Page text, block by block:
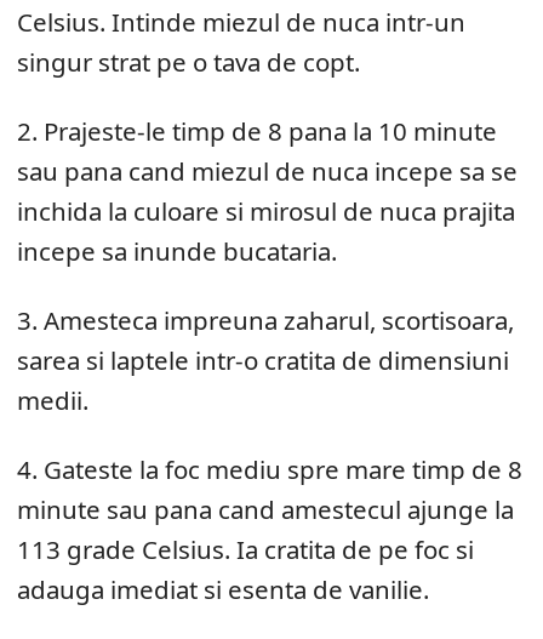
Celsius. Intinde miezul de nuca intr-un
singur strat pe o tava de copt.
2. Prajeste-le timp de 8 pana la 10 minute
sau pana cand miezul de nuca incepe sa se
inchida la culoare si mirosul de nuca prajita
incepe sa inunde bucataria.
3. Amesteca impreuna zaharul, scortisoara,
sarea si laptele intr-o cratita de dimensiuni
medii.
4. Gateste la foc mediu spre mare timp de 8
minute sau pana cand amestecul ajunge la
113 grade Celsius. Ia cratita de pe foc si
adauga imediat si esenta de vanilie.